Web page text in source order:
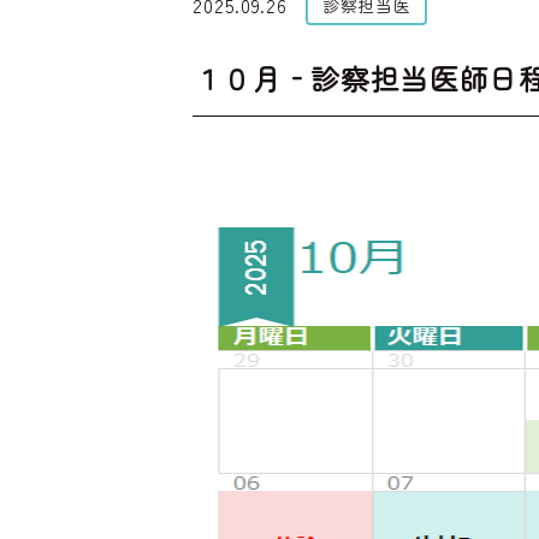
診察担当医
１０月‐診察担当医師日